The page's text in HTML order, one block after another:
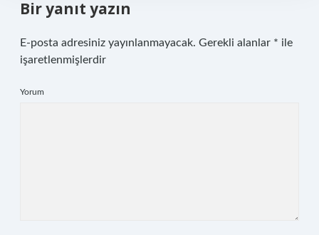
Bir yanıt yazın
E-posta adresiniz yayınlanmayacak. Gerekli alanlar * ile
işaretlenmişlerdir
Yorum